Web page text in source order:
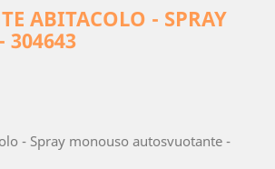
ABITACOLO - SPRAY
304643
- Spray monouso autosvuotante -